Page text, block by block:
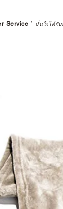
Service * มั่นใจได้กั